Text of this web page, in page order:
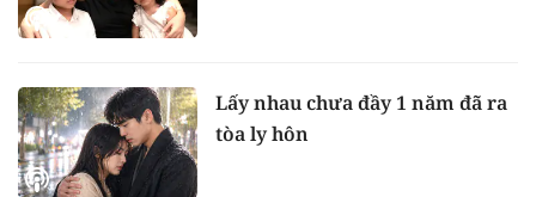
Lấy nhau chưa đầy 1 năm đã ra
tòa ly hôn